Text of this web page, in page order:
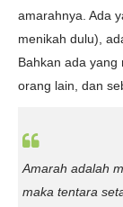
amarahnya. Ada
menikah dulu),
Bahkan ada
orang lain, dan
Amarah adalah
maka tentara